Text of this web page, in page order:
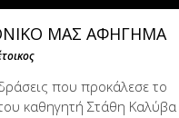
ΜΑΣ ΑΦΗΓΗΜΑ
που προκάλεσε το
καθηγητή Στάθη Καλύβα